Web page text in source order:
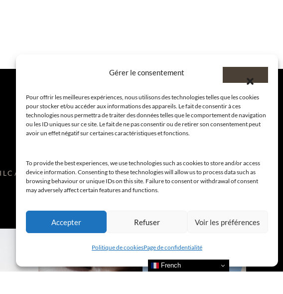
Gérer le consentement
Pour offrir les meilleures expériences, nous utilisons des technologies telles que les cookies
pour stocker et/ou accéder aux informations des appareils. Le fait de consentir à ces
technologies nous permettra de traiter des données telles que le comportement de navigation
ou les ID uniques sur ce site. Le fait de ne pas consentir ou de retirer son consentement peut
avoir un effet négatif sur certaines caractéristiques et fonctions.
To provide the best experiences, we use technologies such as cookies to store and/or access
device information. Consenting to these technologies will allow us to process data such as
browsing behaviour or unique IDs on this site. Failure to consent or withdrawal of consent
may adversely affect certain features and functions.
Accepter Refuser Voir les préférences
Politique de cookiesPage de confidentialité
French